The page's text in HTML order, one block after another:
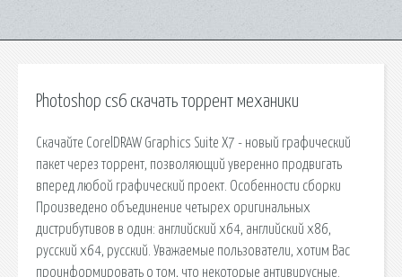
Photoshop cs6 скачать торрент механики
Скачайте CorelDRAW Graphics Suite X7 - новый графический
пакет через торрент, позволяющий уверенно продвигать
вперед любой графический проект. Особенности сборки
Произведено объединение четырех оригинальных
дистрибутивов в один: английский х64, английский х86,
русский х64, русский. Уважаемые пользователи, хотим Вас
проинформировать о том, что некоторые антивирусные.